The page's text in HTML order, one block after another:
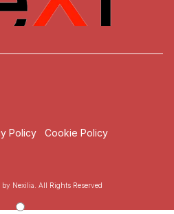
Policy
Cookie Policy
Nexilia. All Rights Reserved